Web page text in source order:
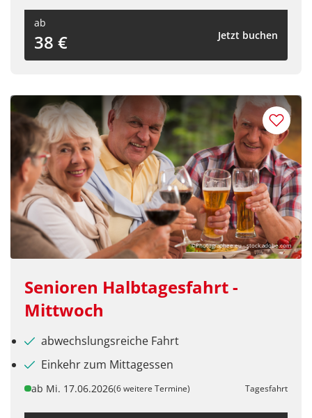
ab
38 € Jetzt buchen
©Photographee.eu - stock.adobe.com
Senioren Halbtagesfahrt -
Mittwoch
abwechslungsreiche Fahrt
Einkehr zum Mittagessen
ab Mi. 17.06.2026(6 weitere Termine) Tagesfahrt